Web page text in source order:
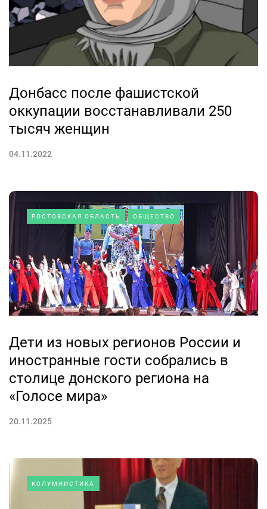
Донбасс после фашистской
оккупации восстанавливали 250
тысяч женщин
04.11.2022
РОСТОВСКАЯ ОБЛАСТЬ ОБЩЕСТВО
Дети из новых регионов России и
иностранные гости собрались в
столице донского региона на
«Голосе мира»
20.11.2025
КОЛУМНИСТИКА